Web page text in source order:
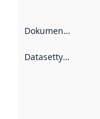
Dokumentasjon
Datasettype